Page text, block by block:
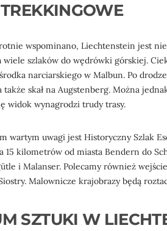
wspominano, Liechtenstein jest
wiele szlaków do wędrówki górskiej.
narciarskiego w Malbun. Po
także skał na Augstenberg. Można
widok wynagrodzi trudy trasy.
wartym uwagi jest Historyczny Szlak
15 kilometrów od miasta Bendern do
i Malanser. Polecamy również
Malownicze krajobrazy będą
SZTUKI W